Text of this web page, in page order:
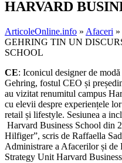
HARVARD
ArticoleOnline.info » Afaceri
GEHRING TIN UN
SCHOOL
CE: Iconicul designer de
Gehring, fostul CEO și
au vizitat renumitul campus
cu elevii despre experiențele
retail și lifestyle. Sesiunea a
Harvard Business School din
Hilfiger”, scris de Raffaella
Administrare a Afacerilor și
Strategy Unit Harvard